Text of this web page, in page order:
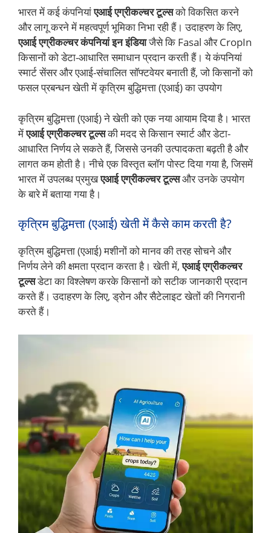
भारत में कई कंपनियांएआई एग्रीकल्चर टूल्सको विकसित करने
और लागू करने में महत्वपूर्ण भूमिका निभा रही हैं। उदाहरण के लिए,
एआई एग्रीकल्चर कंपनियां इन इंडियाजैसे कि Fasal और CropIn
किसानों को डेटा-आधारित समाधान प्रदान करती हैं। ये कंपनियां
स्मार्ट सेंसर और एआई-संचालित सॉफ्टवेयर बनाती हैं, जो किसानों को
फसल प्रबन्धन खेती में कृत्रिम बुद्धिमत्ता (एआई) का उपयोग
कृत्रिम बुद्धिमत्ता (एआई) ने खेती को एक नया आयाम दिया है। भारत
मेंएआई एग्रीकल्चर टूल्सकी मदद से किसान स्मार्ट और डेटा-
आधारित निर्णय ले सकते हैं, जिससे उनकी उत्पादकता बढ़ती है और
लागत कम होती है। नीचे एक विस्तृत ब्लॉग पोस्ट दिया गया है, जिसमें
भारत में उपलब्ध प्रमुखएआई एग्रीकल्चर टूल्सऔर उनके उपयोग
के बारे में बताया गया है।
कृत्रिम बुद्धिमत्ता (एआई) खेती में कैसे काम करती है?
कृत्रिम बुद्धिमत्ता (एआई) मशीनों को मानव की तरह सोचने और
निर्णय लेने की क्षमता प्रदान करता है। खेती में,एआई एग्रीकल्चर
टूल्सडेटा का विश्लेषण करके किसानों को सटीक जानकारी प्रदान
करते हैं। उदाहरण के लिए, ड्रोन और सैटेलाइट खेतों की निगरानी
करते हैं।